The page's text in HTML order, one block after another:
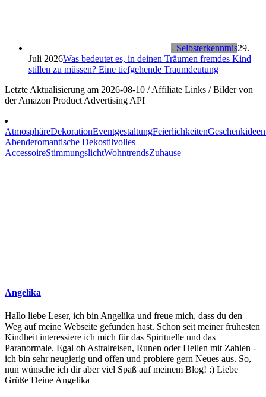
- Selbsterkenntnis29.
Juli 2026Was bedeutet es, in deinen Träumen fremdes Kind
stillen zu müssen? Eine tiefgehende Traumdeutung
Letzte Aktualisierung am 2026-08-10 / Affiliate Links / Bilder von
der Amazon Product Advertising API
AtmosphäreDekorationEventgestaltungFeierlichkeiten
Abenderomantische Dekostilvolles
AccessoireStimmungslichtWohntrendsZuhause
Angelika
Hallo liebe Leser, ich bin Angelika und freue mich, dass du den
Weg auf meine Webseite gefunden hast. Schon seit meiner frühesten
Kindheit interessiere ich mich für das Spirituelle und das
Paranormale. Egal ob Astralreisen, Runen oder Heilen mit Zahlen -
ich bin sehr neugierig und offen und probiere gern Neues aus. So,
nun wünsche ich dir aber viel Spaß auf meinem Blog! :) Liebe
Grüße Deine Angelika